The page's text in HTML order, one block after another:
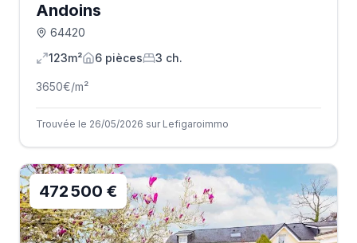
Andoins
64420
123m²
6 pièces 3 ch.
3650€/m²
Trouvée le 26/05/2026 sur Lefigaroimmo
472 500 €